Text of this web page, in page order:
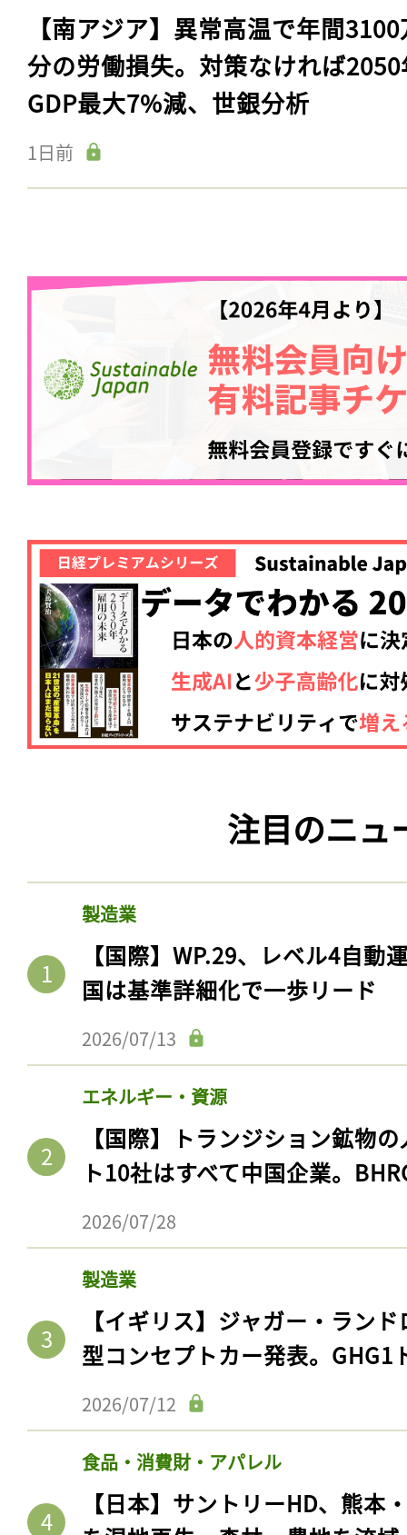
【南アジア】異常高温で年間
分の労働損失。対策なければ
GDP最大7%減、世銀分析
1日前
注目のニュ
製造業
【国際】WP.29、レベル4自動
国は基準詳細化で一歩リード
2026/07/13
エネルギー・資源
【国際】トランジション鉱物
ト10社はすべて中国企業。
2026/07/28
製造業
【イギリス】ジャガー・ラン
型コンセプトカー発表。GHG1
2026/07/12
食品・消費財・アパレル
【日本】サントリーHD、熊本